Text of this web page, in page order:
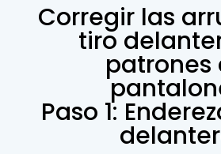
Corregir las
tiro
patrones
Paso 1: